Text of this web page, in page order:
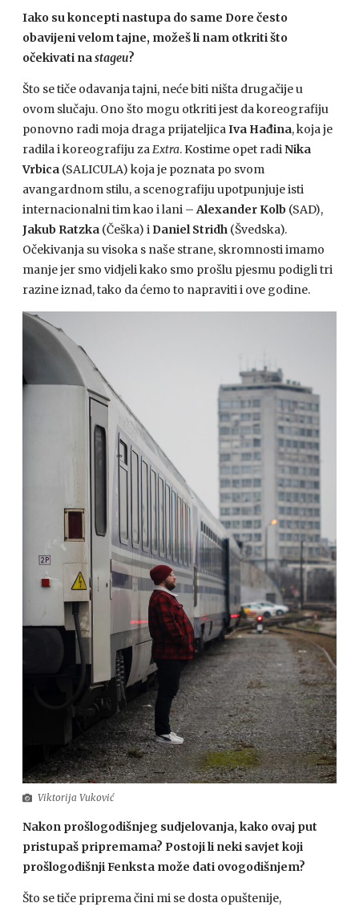
Iako su koncepti nastupa do same Dore često
obavijeni velom tajne, možeš li nam otkriti što
očekivati nastageu?
Što se tiče odavanja tajni, neće biti ništa drugačije u
ovom slučaju. Ono što mogu otkriti jest da koreografiju
ponovno radi moja draga prijateljicaIva Hađina, koja je
radila i koreografiju zaExtra. Kostime opet radiNika
Vrbica (SALICULA) koja je poznata po svom
avangardnom stilu, a scenografiju upotpunjuje isti
internacionalni tim kao i lani –Alexander Kolb (SAD),
Jakub Ratzka (Češka) i Daniel Stridh (Švedska).
Očekivanja su visoka s naše strane, skromnosti imamo
manje jer smo vidjeli kako smo prošlu pjesmu podigli tri
razine iznad, tako da ćemo to napraviti i ove godine.
Viktorija Vuković
Nakon prošlogodišnjeg sudjelovanja, kako ovaj put
pristupaš pripremama? Postoji li neki savjet koji
prošlogodišnji Fenksta može dati ovogodišnjem?
Što se tiče priprema čini mi se dosta opuštenije,